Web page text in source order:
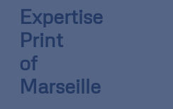
Expertise
Print
of
Marseille